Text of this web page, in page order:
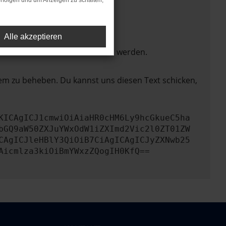
nicht mehr unterstützt werden.
zu beheben. Du kannst uns diesen Text schicken,
Alle akzeptieren